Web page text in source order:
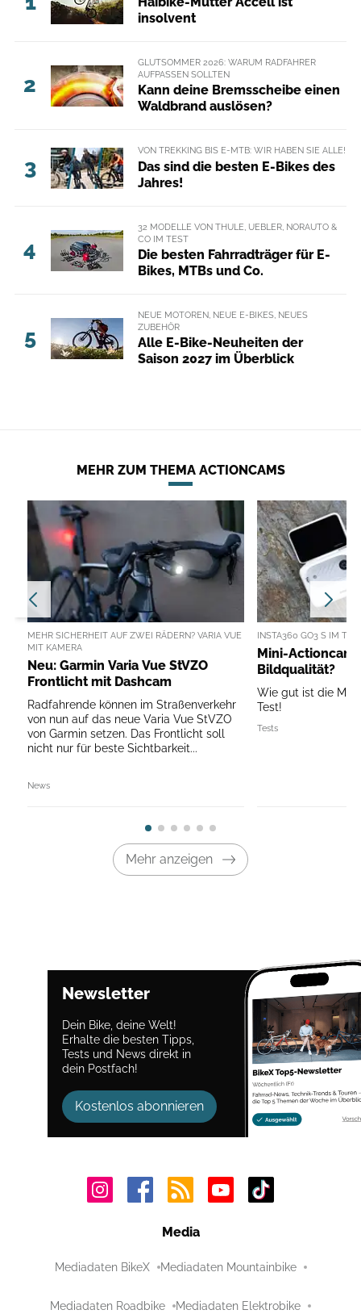
insolvent
2
GLUTSOMMER 2026: WARUM RADFAHRER
AUFPASSEN SOLLTEN
Kann deine Bremsscheibe einen
Waldbrand auslösen?
3
VON TREKKING BIS E-MTB: WIR HABEN SIE ALLE!
Das sind die besten E-Bikes des
Jahres!
4
32 MODELLE VON THULE, UEBLER, NORAUTO &
CO IM TEST
Die besten Fahrradträger für E-
Bikes, MTBs und Co.
5
NEUE MOTOREN, NEUE E-BIKES, NEUES
ZUBEHÖR
Alle E-Bike-Neuheiten der
Saison 2027 im Überblick
MEHR ZUM THEMA ACTIONCAMS
MEHR SICHERHEIT AUF ZWEI RÄDERN? VARIA VUE
MIT KAMERA
Neu: Garmin Varia Vue StVZO
Frontlicht mit Dashcam
Radfahrende können im Straßenverkehr
von nun auf das neue Varia Vue StVZO
von Garmin setzen. Das Frontlicht soll
nicht nur für beste Sichtbarkeit...
News
INSTA360 GO3 S IM
Mini-Actioncam
Bildqualität?
Wie gut ist die
Test!
Tests
Mehr anzeigen
Newsletter
Dein Bike, deine Welt!
Erhalte die besten Tipps,
Tests und News direkt in
dein Postfach!
Kostenlos abonnieren
Media
Mediadaten BikeX Mediadaten Mountainbike
Mediadaten Roadbike Mediadaten Elektrobike